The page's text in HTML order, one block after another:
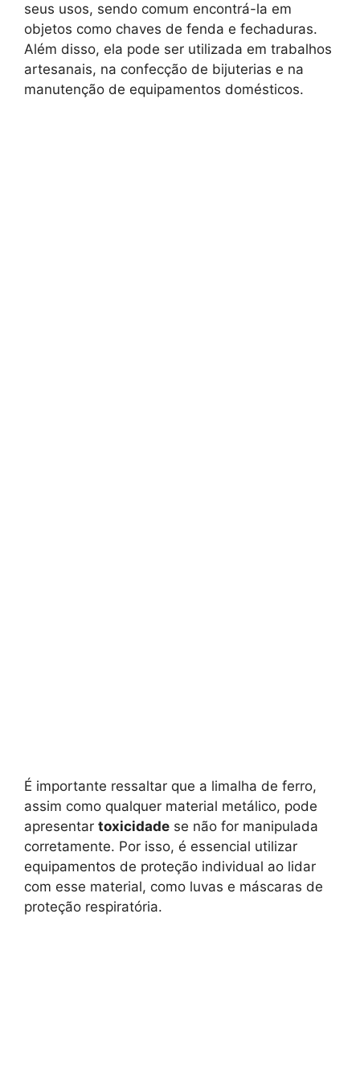
seus usos, sendo comum encontrá-la em
objetos como chaves de fenda e fechaduras.
Além disso, ela pode ser utilizada em trabalhos
artesanais, na confecção de bijuterias e na
manutenção de equipamentos domésticos.
É importante ressaltar que a limalha de ferro,
assim como qualquer material metálico, pode
apresentar toxicidade se não for manipulada
corretamente. Por isso, é essencial utilizar
equipamentos de proteção individual ao lidar
com esse material, como luvas e máscaras de
proteção respiratória.